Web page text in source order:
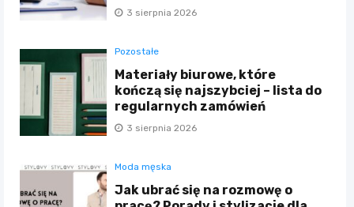
3 sierpnia 2026
Pozostałe
Materiały biurowe, które
kończą się najszybciej – lista do
regularnych zamówień
3 sierpnia 2026
Moda męska
Jak ubrać się na rozmowę o